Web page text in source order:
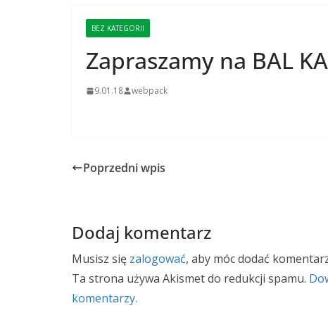
BEZ KATEGORII
Zapraszamy na BAL
9.01.18 webpack
Poprzedni wpis
Dodaj komentarz
Musisz się zalogować, aby móc dodać
Ta strona używa Akismet do redukcji spamu.
komentarzy.